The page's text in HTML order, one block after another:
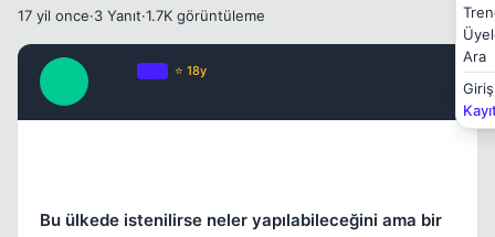
Ara
Giriş
17 yil once·3 Yanıt·1.7K görüntüleme
⭐ 18y
Bu ülkede istenilirse neler yapılabileceğini ama bir